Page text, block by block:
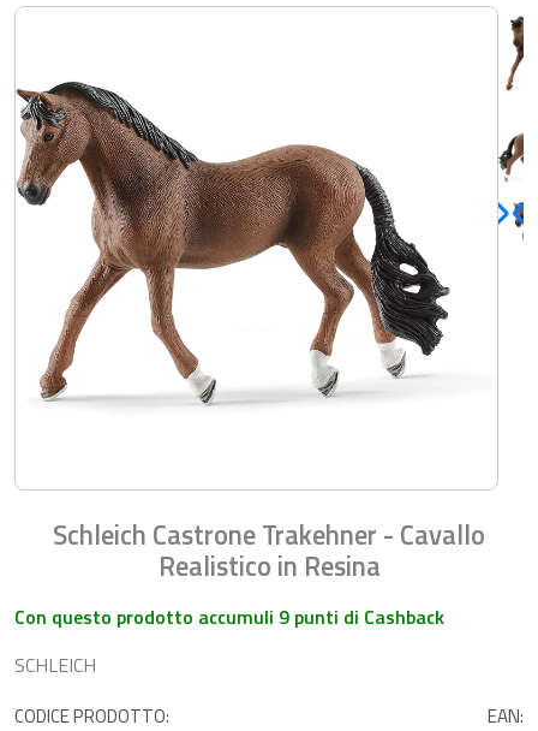
Schleich Castrone Trakehner - Cavallo
Realistico in Resina
Con questo prodotto accumuli 9 punti di Cashback
SCHLEICH
CODICE PRODOTTO:
EAN: